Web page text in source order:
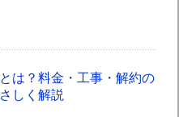
は？料金・工事・解約の
しく解説